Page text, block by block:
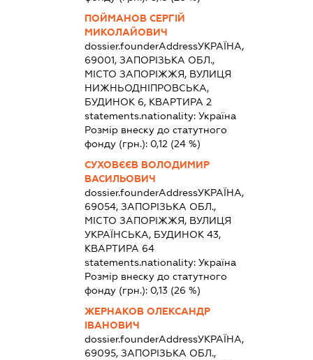
ПОЙМАНОВ СЕРГІЙ
МИКОЛАЙОВИЧ
dossier.founderAddressУКРАЇНА,
69001, ЗАПОРІЗЬКА ОБЛ.,
МІСТО ЗАПОРІЖЖЯ, ВУЛИЦЯ
НИЖНЬОДНІПРОВСЬКА,
БУДИНОК 6, КВАРТИРА 2
statements.nationality:Україна
Розмір внеску до статутного
фонду (грн.): 0,12 (24 %)
СУХОВЄЄВ ВОЛОДИМИР
ВАСИЛЬОВИЧ
dossier.founderAddressУКРАЇНА,
69054, ЗАПОРІЗЬКА ОБЛ.,
МІСТО ЗАПОРІЖЖЯ, ВУЛИЦЯ
УКРАЇНСЬКА, БУДИНОК 43,
КВАРТИРА 64
statements.nationality:Україна
Розмір внеску до статутного
фонду (грн.): 0,13 (26 %)
ЖЕРНАКОВ ОЛЕКСАНДР
ІВАНОВИЧ
dossier.founderAddressУКРАЇНА,
69095, ЗАПОРІЗЬКА ОБЛ.,